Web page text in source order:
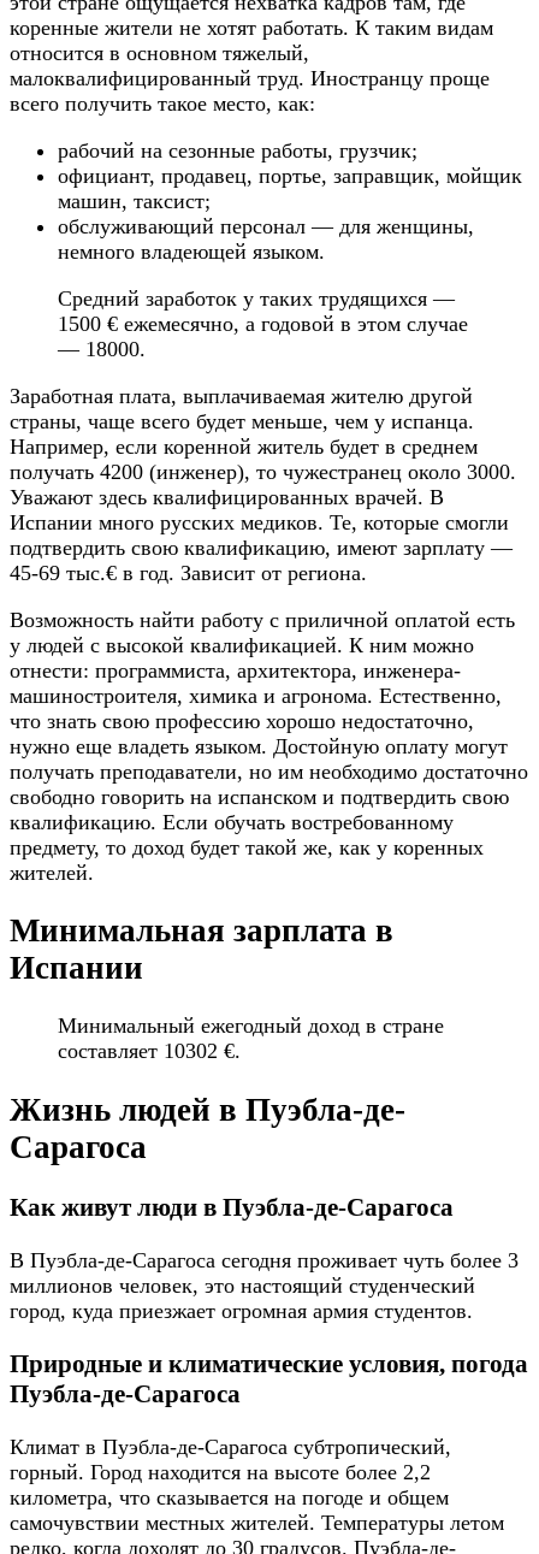
коренные жители не хотят работать. К таким видам
относится в основном тяжелый,
малоквалифицированный труд. Иностранцу проще
всего получить такое место, как:
рабочий на сезонные работы, грузчик;
официант, продавец, портье, заправщик, мойщик
машин, таксист;
обслуживающий персонал — для женщины,
немного владеющей языком.
Средний заработок у таких трудящихся —
1500 € ежемесячно, а годовой в этом случае
— 18000.
Заработная плата, выплачиваемая жителю другой
страны, чаще всего будет меньше, чем у испанца.
Например, если коренной житель будет в среднем
получать 4200 (инженер), то чужестранец около 3000.
Уважают здесь квалифицированных врачей. В
Испании много русских медиков. Те, которые смогли
подтвердить свою квалификацию, имеют зарплату —
45-69 тыс.€ в год. Зависит от региона.
Возможность найти работу с приличной оплатой есть
у людей с высокой квалификацией. К ним можно
отнести: программиста, архитектора, инженера-
машиностроителя, химика и агронома. Естественно,
что знать свою профессию хорошо недостаточно,
нужно еще владеть языком. Достойную оплату могут
получать преподаватели, но им необходимо достаточно
свободно говорить на испанском и подтвердить свою
квалификацию. Если обучать востребованному
предмету, то доход будет такой же, как у коренных
жителей.
Минимальная зарплата в
Испании
Минимальный ежегодный доход в стране
составляет 10302 €.
Жизнь людей в Пуэбла-де-
Сарагоса
Как живут люди в Пуэбла-де-Сарагоса
В Пуэбла-де-Сарагоса сегодня проживает чуть более 3
миллионов человек, это настоящий студенческий
город, куда приезжает огромная армия студентов.
Природные и климатические условия, погода
Пуэбла-де-Сарагоса
Климат в Пуэбла-де-Сарагоса субтропический,
горный. Город находится на высоте более 2,2
километра, что сказывается на погоде и общем
самочувствии местных жителей. Температуры летом
редко, когда доходят до 30 градусов. Пуэбла-де-